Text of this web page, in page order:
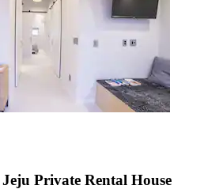
Private Rental House